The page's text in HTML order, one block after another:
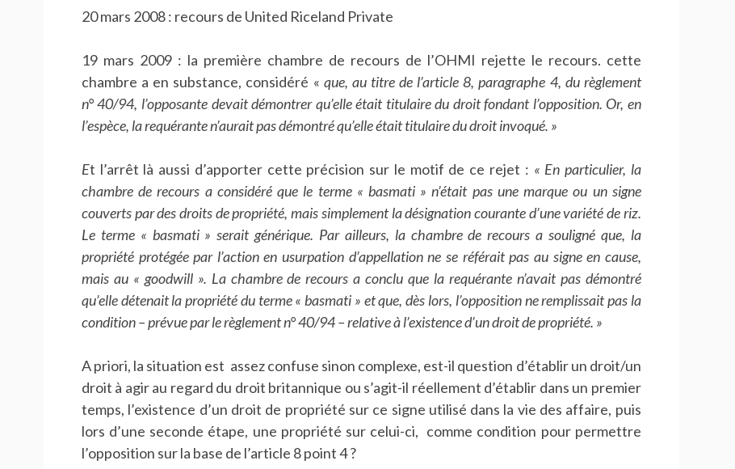
20 mars 2008 : recours de United Riceland Private
19 mars 2009 : la première chambre de recours de l’OHMI rejette le recours. cette
chambre a en substance, considéré « que, au titre de l’article 8, paragraphe 4, du règlement
n° 40/94, l’opposante devait démontrer qu’elle était titulaire du droit fondant l’opposition. Or, en
l’espèce, la requérante n’aurait pas démontré qu’elle était titulaire du droit invoqué. »
Et l’arrêt là aussi d’apporter cette précision sur le motif de ce rejet : « En particulier, la
chambre de recours a considéré que le terme « basmati » n’était pas une marque ou un signe
couverts par des droits de propriété, mais simplement la désignation courante d’une variété de riz.
Le terme « basmati » serait générique. Par ailleurs, la chambre de recours a souligné que, la
propriété protégée par l’action en usurpation d’appellation ne se référait pas au signe en cause,
mais au « goodwill ». La chambre de recours a conclu que la requérante n’avait pas démontré
qu’elle détenait la propriété du terme « basmati » et que, dès lors, l’opposition ne remplissait pas la
condition – prévue par le règlement n° 40/94 – relative à l’existence d’un droit de propriété. »
A priori, la situation est assez confuse sinon complexe, est-il question d’établir un droit/un
droit à agir au regard du droit britannique ou s’agit-il réellement d’établir dans un premier
temps, l’existence d’un droit de propriété sur ce signe utilisé dans la vie des affaire, puis
lors d’une seconde étape, une propriété sur celui-ci, comme condition pour permettre
l’opposition sur la base de l’article 8 point 4 ?